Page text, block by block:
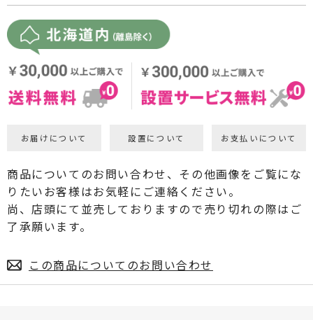
お届けについて 設置について お支払いについて
商品についてのお問い合わせ、その他画像をご覧にな
りたいお客様はお気軽にご連絡ください。
尚、店頭にて並売しておりますので売り切れの際はご
了承願います。
この商品についてのお問い合わせ